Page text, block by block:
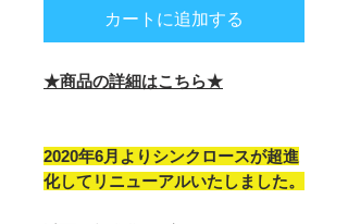
カートに追加する
★商品の詳細はこちら★
2020年6月よりシンクロースが超進
化してリニューアルいたしました。